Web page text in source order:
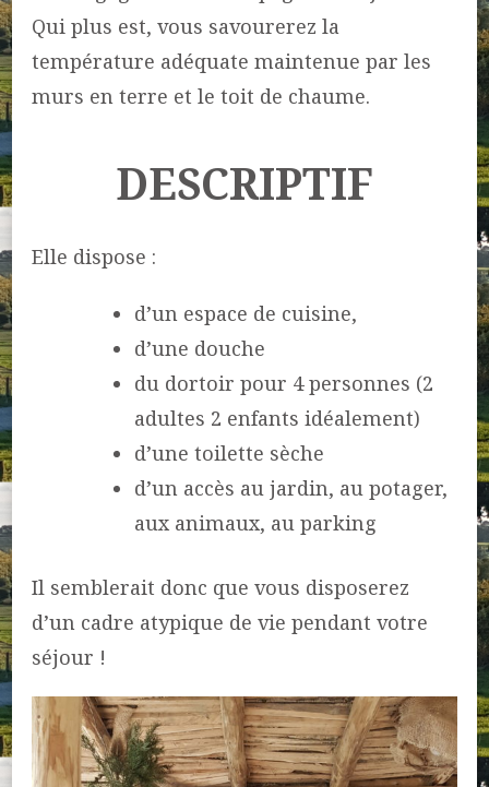
Qui plus est, vous savourerez la
température adéquate maintenue par les
murs en terre et le toit de chaume.
DESCRIPTIF
Elle dispose :
d’un espace de cuisine,
d’une douche
du dortoir pour 4 personnes (2
adultes 2 enfants idéalement)
d’une toilette sèche
d’un accès au jardin, au potager,
aux animaux, au parking
Il semblerait donc que vous disposerez
d’un cadre atypique de vie pendant votre
séjour !